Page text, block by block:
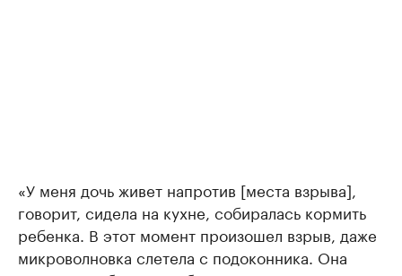
«У меня дочь живет напротив [места взрыва],
говорит, сидела на кухне, собиралась кормить
ребенка. В этот момент произошел взрыв, даже
микроволновка слетела с подоконника. Она